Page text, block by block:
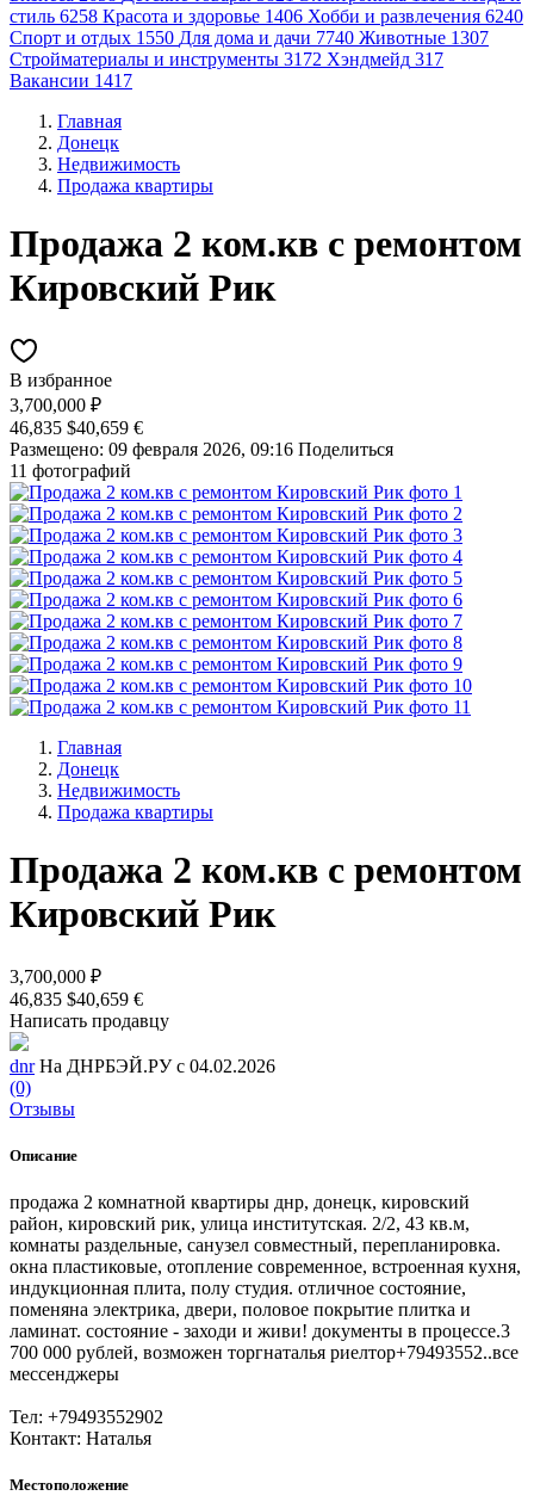
стиль 6258 Красота и здоровье 1406 Хобби и развлечения 6240
Спорт и отдых 1550 Для дома и дачи 7740 Животные 1307
Стройматериалы и инструменты 3172 Хэндмейд 317
Вакансии 1417
Главная
Донецк
Недвижимость
Продажа квартиры
Продажа 2 ком.кв с ремонтом
Кировский Рик
В избранное
3,700,000 ₽
46,835 $40,659 €
Размещено: 09 февраля 2026, 09:16 Поделиться
11 фотографий
Главная
Донецк
Недвижимость
Продажа квартиры
Продажа 2 ком.кв с ремонтом
Кировский Рик
3,700,000 ₽
46,835 $40,659 €
Написать продавцу
dnr На ДНРБЭЙ.РУ с 04.02.2026
(0)
Отзывы
Описание
продажа 2 комнатной квартиры днр, донецк, кировский
район, кировский рик, улица институтская. 2/2, 43 кв.м,
комнаты раздельные, санузел совместный, перепланировка.
окна пластиковые, отопление современное, встроенная кухня,
индукционная плита, полу студия. отличное состояние,
поменяна электрика, двери, половое покрытие плитка и
ламинат. состояние - заходи и живи! документы в процессе.3
700 000 рублей, возможен торгнаталья риелтор+79493552..все
мессенджеры
Тел: +79493552902
Контакт: Наталья
Местоположение